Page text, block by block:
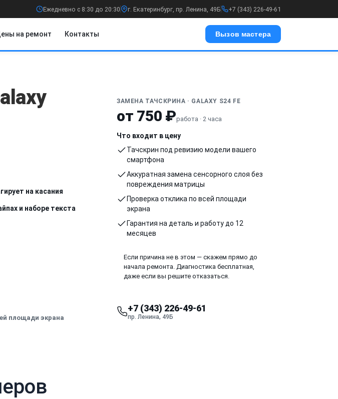
Ежедневно с 8:30 до 20:30 г. Екатеринбург, пр. Ленина, 49Б +7 (343) 226-49-61
на ремонт Контакты Вызов мастера
на касания
и наборе текста
площади экрана
ЗАМЕНА ТАЧСКРИНА · GALAXY S24 FE
от 750 ₽работа · 2 часа
Что входит в цену
Тачскрин под ревизию модели вашего
смартфона
Аккуратная замена сенсорного слоя без
повреждения матрицы
Проверка отклика по всей площади
экрана
Гарантия на деталь и работу до 12
месяцев
Если причина не в этом — скажем прямо до
начала ремонта. Диагностика бесплатная,
даже если вы решите отказаться.
+7 (343) 226-49-61
пр. Ленина, 49Б